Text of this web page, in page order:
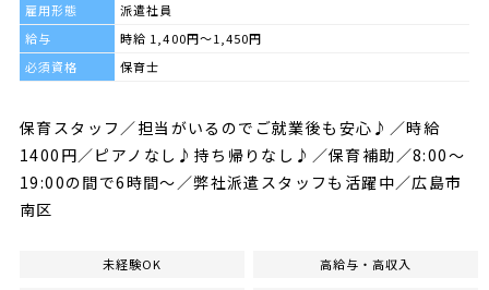
雇用形態
派遣社員
給与
時給 1,400円～1,450円
必須資格
保育士
保育スタッフ／担当がいるのでご就業後も安心♪／時給
1400円／ピアノなし♪持ち帰りなし♪／保育補助／8:00～
19:00の間で6時間～／弊社派遣スタッフも活躍中／広島市
南区
未経験OK 高給与・高収入